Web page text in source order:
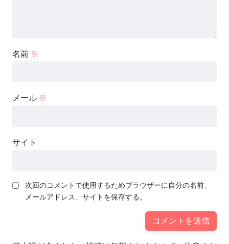
名前 ※
メール ※
サイト
次回のコメントで使用するためブラウザーに自分の名前、
メールアドレス、サイトを保存する。